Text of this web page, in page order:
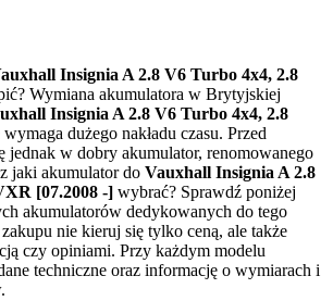
Insignia A 2.8 V6 Turbo 4x4, 2.8
Wymiana akumulatora w Brytyjskiej
Insignia A 2.8 V6 Turbo 4x4, 2.8
wymaga dużego nakładu czasu. Przed
jednak w dobry akumulator, renomowanego
jaki akumulator do Vauxhall Insignia A 2.8
[07.2008 -] wybrać? Sprawdź poniżej
akumulatorów dedykowanych do tego
nie kieruj się tylko ceną, ale także
czy opiniami. Przy każdym modelu
techniczne oraz informację o wymiarach i